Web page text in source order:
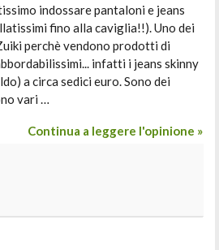
indossare pantaloni e jeans
fino alla caviglia!!). Uno dei
perchè vendono prodotti di
infatti i jeans skinny
a circa sedici euro. Sono dei
vari …
Continua a leggere l'opinione »